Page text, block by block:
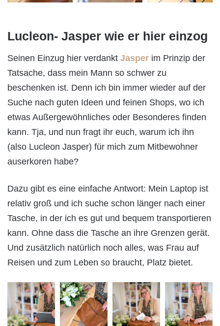
Lucleon- Jasper wie er hier einzog
Seinen Einzug hier verdankt Jasper im Prinzip der
Tatsache, dass mein Mann so schwer zu
beschenken ist. Denn ich bin immer wieder auf der
Suche nach guten Ideen und feinen Shops, wo ich
etwas Außergewöhnliches oder Besonderes finden
kann. Tja, und nun fragt ihr euch, warum ich ihn
(also Lucleon Jasper) für mich zum Mitbewohner
auserkoren habe?
Dazu gibt es eine einfache Antwort: Mein Laptop ist
relativ groß und ich suche schon länger nach einer
Tasche, in der ich es gut und bequem transportieren
kann. Ohne dass die Tasche an ihre Grenzen gerät.
Und zusätzlich natürlich noch alles, was Frau auf
Reisen und zum Leben so braucht, Platz bietet.